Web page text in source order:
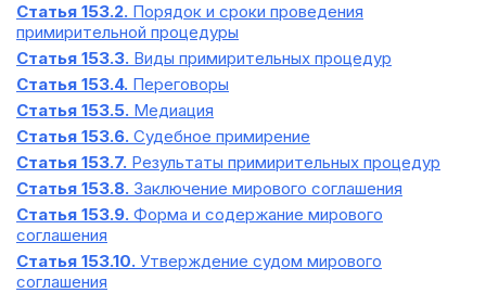
Статья 153.2. Порядок и сроки проведения
примирительной процедуры
Статья 153.3. Виды примирительных процедур
Статья 153.4. Переговоры
Статья 153.5. Медиация
Статья 153.6. Судебное примирение
Статья 153.7. Результаты примирительных процедур
Статья 153.8. Заключение мирового соглашения
Статья 153.9. Форма и содержание мирового
соглашения
Статья 153.10. Утверждение судом мирового
соглашения